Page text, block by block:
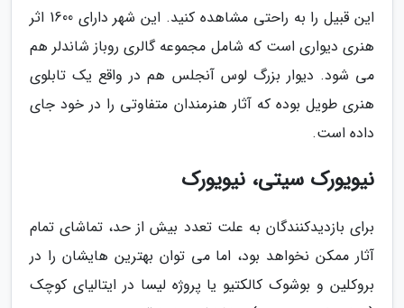
این قبیل را به راحتی مشاهده کنید. این شهر دارای 1600 اثر
هنری دیواری است که شامل مجموعه گالری روباز شاندلر هم
می شود. دیوار بزرگ لوس آنجلس هم در واقع یک تابلوی
هنری طویل بوده که آثار هنرمندان متفاوتی را در خود جای
داده است.
نیویورک سیتی، نیویورک
برای بازدیدکنندگان به علت تعدد بیش از حد، تماشای تمام
آثار ممکن نخواهد بود، اما می توان بهترین هایشان را در
بروکلین و بوشوک کالکتیو یا پروژه لیسا در ایتالیای کوچک